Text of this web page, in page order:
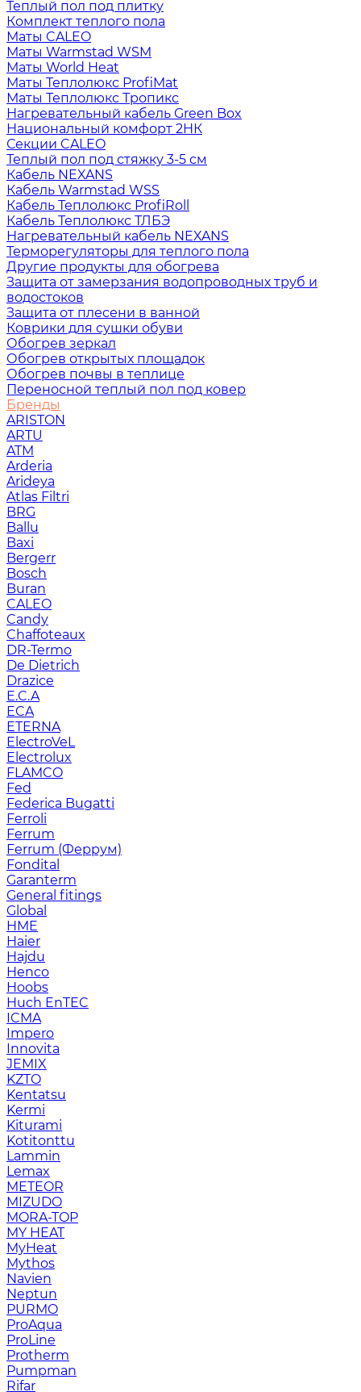
Теплый пол под плитку
Комплект теплого пола
Маты CALEO
Маты Warmstad WSM
Маты World Heat
Маты Теплолюкс ProfiMat
Маты Теплолюкс Тропикс
Нагревательный кабель Green Box
Национальный комфорт 2НК
Секции CALEO
Теплый пол под стяжку 3-5 см
Кабель NEXANS
Кабель Warmstad WSS
Кабель Теплолюкс ProfiRoll
Кабель Теплолюкс ТЛБЭ
Нагревательный кабель NEXANS
Терморегуляторы для теплого пола
Другие продукты для обогрева
Защита от замерзания водопроводных труб и
водостоков
Защита от плесени в ванной
Коврики для сушки обуви
Обогрев зеркал
Обогрев открытых площадок
Обогрев почвы в теплице
Переносной теплый пол под ковер
Бренды
ARISTON
ARTU
ATM
Arderia
Arideya
Atlas Filtri
BRG
Ballu
Baxi
Bergerr
Bosch
Buran
CALEO
Candy
Chaffoteaux
DR-Termo
De Dietrich
Drazice
E.C.A
ECA
ETERNA
ElectroVeL
Electrolux
FLAMCO
Fed
Federica Bugatti
Ferroli
Ferrum
Ferrum (Феррум)
Fondital
Garanterm
General fitings
Global
HME
Haier
Hajdu
Henco
Hoobs
Huch EnTEC
ICMA
Impero
Innovita
JEMIX
KZTO
Kentatsu
Kermi
Kiturami
Kotitonttu
Lammin
Lemax
METEOR
MIZUDO
MORA-TOP
MY HEAT
MyHeat
Mythos
Navien
Neptun
PURMO
ProAqua
ProLine
Protherm
Pumpman
Rifar